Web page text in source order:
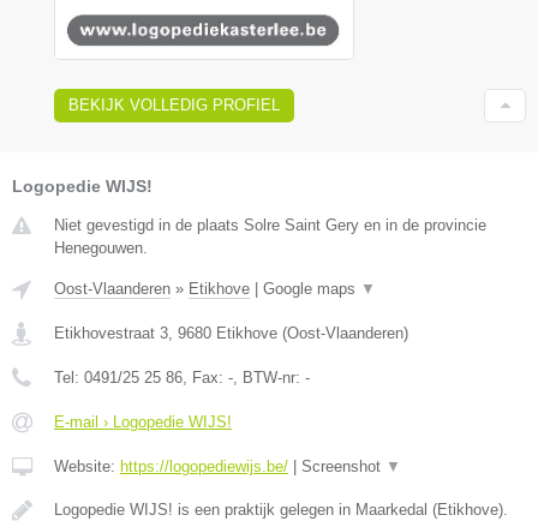
BEKIJK VOLLEDIG PROFIEL
Logopedie WIJS!
Niet gevestigd in de plaats Solre Saint Gery en in de provincie
Henegouwen.
Oost-Vlaanderen » Etikhove Google maps ▼
Etikhovestraat 3, 9680 Etikhove (Oost-Vlaanderen)
Tel: 0491/25 25 86, Fax: -, BTW-nr: -
E-mail › Logopedie WIJS!
Website: https://logopediewijs.be/ Screenshot ▼
Logopedie WIJS! is een praktijk gelegen in Maarkedal (Etikhove).